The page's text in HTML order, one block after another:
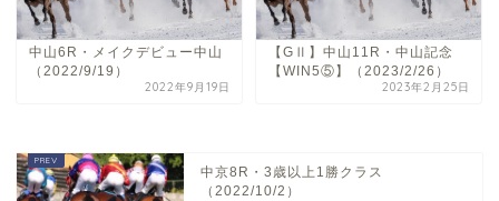
中山6R・メイクデビュー中山
（2022/9/19）
2022年9月19日
【GⅡ】中山11R・中山記念
【WIN5⑤】（2023/2/26）
2023年2月25日
中京8R・3歳以上1勝クラス
（2022/10/2）